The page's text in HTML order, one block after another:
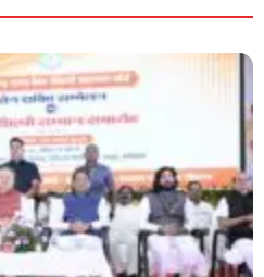
Privacy Policy